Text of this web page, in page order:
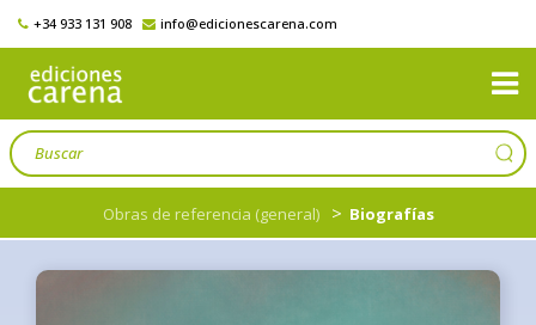
+34 933 131 908 info@edicionescarena.com
Obras de referencia (general) > Biografías